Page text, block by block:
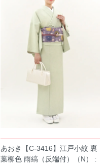
あおき【C-3416】江戸小紋 裏
葉柳色 雨縞（反端付）（N） :